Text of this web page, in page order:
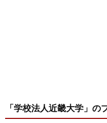
「学校法人近畿大学」 の